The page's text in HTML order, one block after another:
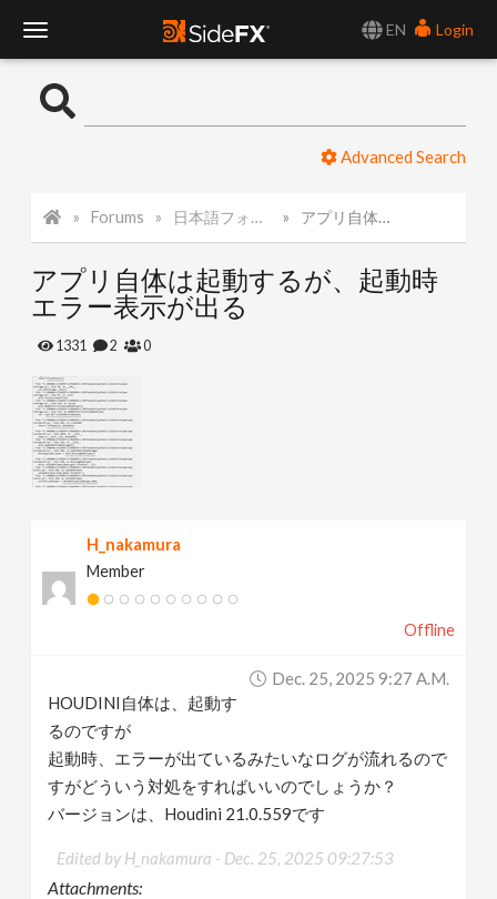
EN
Login
o
l
e
N
a
Advanced Search
Forums 日本語フォーラム アプリ自体は起動するが、起動時エラー表示が出る
アプリ自体は起動するが、起動時
エラー表示が出る
1331 2 0
H_nakamura
Member
Offline
Dec. 25, 2025 9:27 A.m.
HOUDINI自体は、起動す
るのですが
起動時、エラーが出ているみたいなログが流れるので
すがどういう対処をすればいいのでしょうか？
バージョンは、Houdini 21.0.559です
Edited by H_nakamura - Dec. 25, 2025 09:27:53
Attachments: